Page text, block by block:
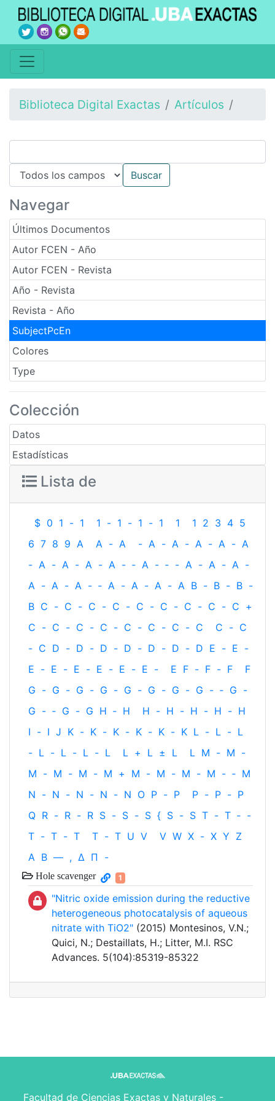
Biblioteca Digital Exactas Artículos
Navegar
Últimos Documentos
Autor FCEN - Año
Autor FCEN - Revista
Año - Revista
Revista - Año
SubjectPcEn
Colores
Type
Colección
Datos
Estadísticas
Lista de
$ 0 1 - 1 1 - 1 - 1 - 1 1 1 2 3 4 5
6 7 8 9 A A - A - A - A - A - A - A
- A - A - A - A - ‐ A - ‐ - A - A - A -
A - A - A - ‐ A - A - A - A B - B - B -
B C - C - C - C - C - C - C - C - C +
C - C - C - C - C - C - C - C C - C
- C D - D - D - D - D - D - D E - E -
E - E - E - E - E - E - E F - F - F
F
G - G - G - G - G - G - G - G - ‐ G -
G - ‐ G - G H ‐ H H - H - H - H - H
I - I J K - K - K - K - K - K L - L - L
- L - L - L - L L + L ± L L M - M -
M - M - M - M + M - M - M - M - ‐ M
N - N - N - N - N O P - P P - P - P
Q R - R - R S - S - S { S - S T - T ‐ -
T - T - T T - T U V V W X - X Y Z
Α Β — , Δ Π -
Hole scavenger 1
"Nitric oxide emission during the reductive
heterogeneous photocatalysis of aqueous
nitrate with TiO2" (2015) Montesinos, V.N.;
Quici, N.; Destaillats, H.; Litter, M.I. RSC
Advances. 5(104):85319-85322
Facultad de Ciencias Exactas y Naturales -